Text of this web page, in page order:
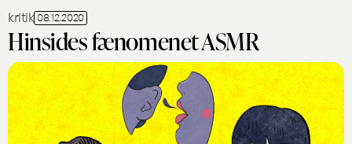
kritik 08.12.2020
Hinsides fænomenet ASMR